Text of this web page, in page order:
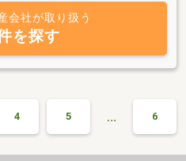
ード決済、保証人不要、引越業者
などのサービスも行っております
ーズにお手続きが可能です。もち
ので、お気軽にお電話やご来店く
会社が取り扱う
を探す
4 5 … 6